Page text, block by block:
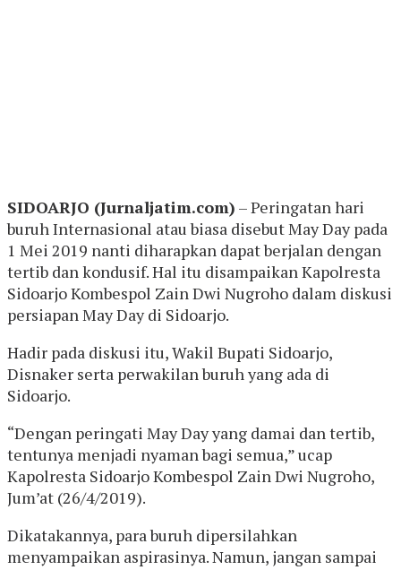
SIDOARJO (Jurnaljatim.com) – Peringatan hari
buruh Internasional atau biasa disebut May Day pada
1 Mei 2019 nanti diharapkan dapat berjalan dengan
tertib dan kondusif. Hal itu disampaikan Kapolresta
Sidoarjo Kombespol Zain Dwi Nugroho dalam diskusi
persiapan May Day di Sidoarjo.
Hadir pada diskusi itu, Wakil Bupati Sidoarjo,
Disnaker serta perwakilan buruh yang ada di
Sidoarjo.
“Dengan peringati May Day yang damai dan tertib,
tentunya menjadi nyaman bagi semua,” ucap
Kapolresta Sidoarjo Kombespol Zain Dwi Nugroho,
Jum’at (26/4/2019).
Dikatakannya, para buruh dipersilahkan
menyampaikan aspirasinya. Namun, jangan sampai